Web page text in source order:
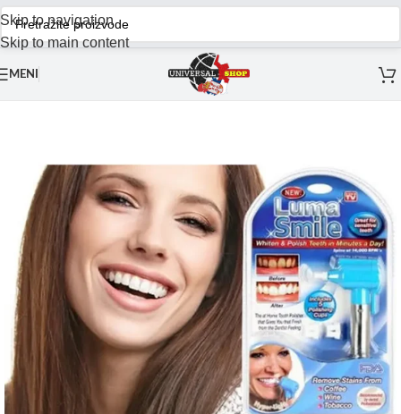
Skip to navigation
Skip to main content
MENI